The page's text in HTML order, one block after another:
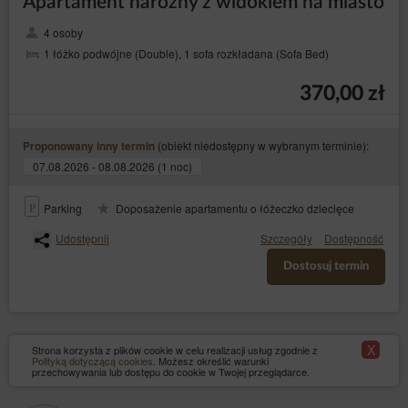
Administrator danych zastrzega, że wyłączenie
preferencji Gościa/Użytkownika Serwisu może
skorzystać z opcji: „Nie wyrażam zgody”, dostępnej
również w komunikacie o korzystaniu z plików cookies
przez Sklep internetowy bądź dokonać zmian w
aktualnie korzysta (może to jednak spowodować
niepoprawne działanie strony Serwisu).
W celu zarządzania ustawieniami cookies, należy
wybrać z listy poniżej przeglądarkę internetową/
system i postępować zgodnie z instrukcjami:
Safari
Firefox
4 osoby
1 łóżko podwójne (Double), 1 sofa rozkładana (Sofa Bed)
370,00 zł
Proponowany inny termin (obiekt niedostępny w wybranym terminie):
07.08.2026 - 08.08.2026 (1 noc)
Parking
Doposażenie apartamentu o łóżeczko dziecięce
Udostępnij
Szczegóły Dostępność
Dostosuj termin
Strona korzysta z plików cookie w celu realizacji usług zgodnie z
Polityką dotyczącą cookies . Możesz określić warunki
przechowywania lub dostępu do cookie w Twojej przeglądarce.
X